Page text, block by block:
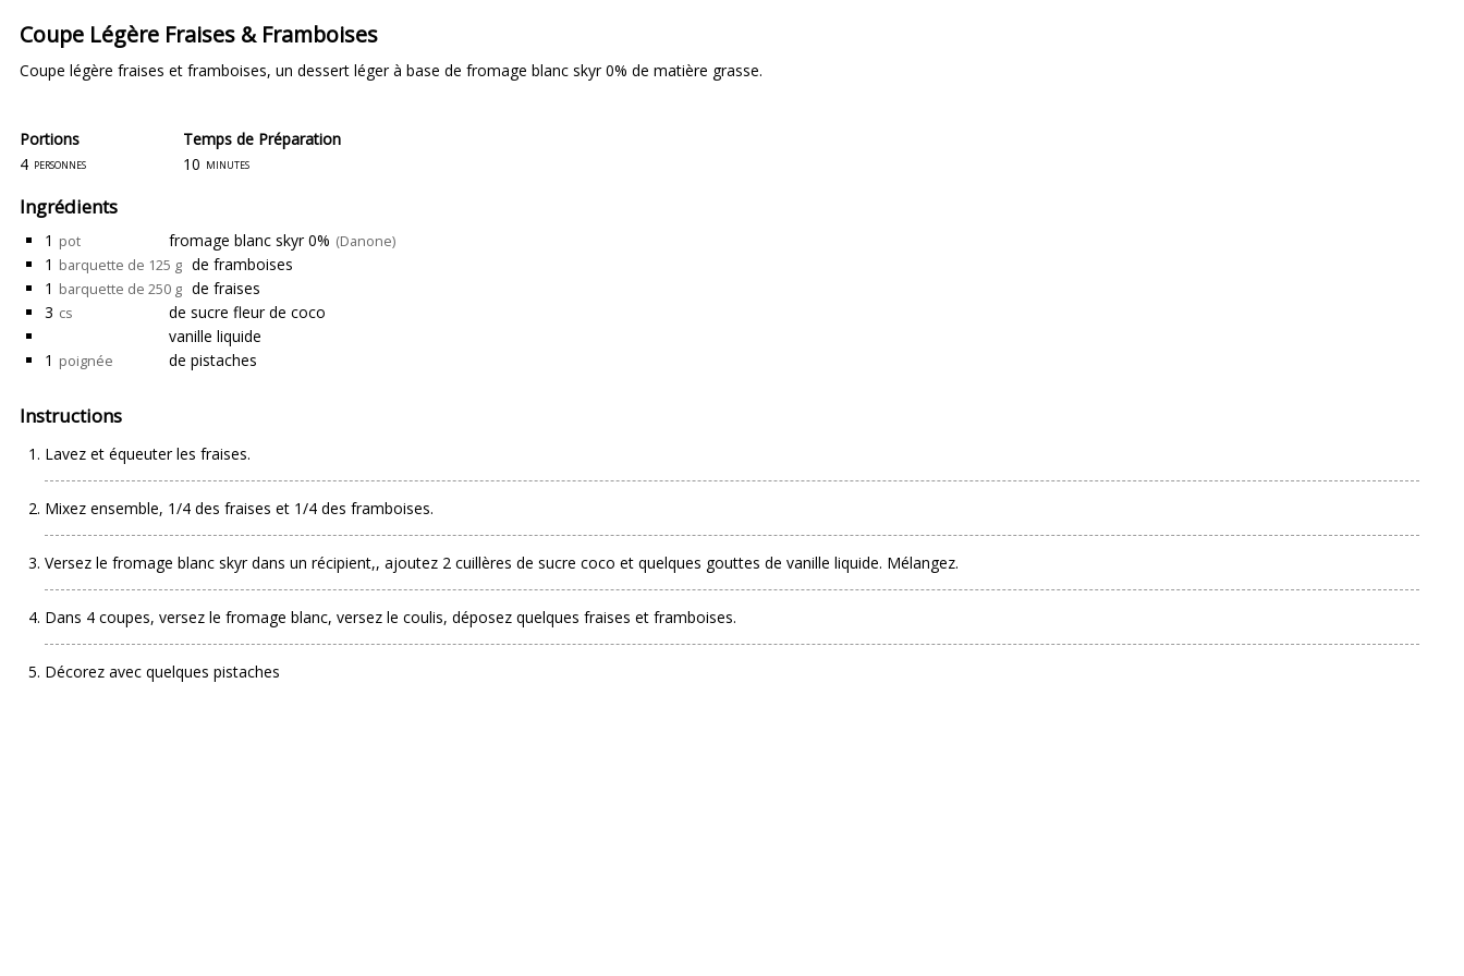
Coupe Légère Fraises & Framboises
Coupe légère fraises et framboises, un dessert léger à base de fromage blanc skyr 0% de matière grasse.
Portions
Temps de Préparation
4 personnes 10 minutes
Ingrédients
1 pot fromage blanc skyr 0% (Danone)
1 barquette de 125 g de framboises
1 barquette de 250 g de fraises
3 cs
de sucre fleur de coco
vanille liquide
1 poignée de pistaches
Instructions
Lavez et équeuter les fraises.
Mixez ensemble, 1/4 des fraises et 1/4 des framboises.
Versez le fromage blanc skyr dans un récipient,, ajoutez 2 cuillères de sucre coco et quelques gouttes de vanille liquide. Mélangez.
Dans 4 coupes, versez le fromage blanc, versez le coulis, déposez quelques fraises et framboises.
Décorez avec quelques pistaches